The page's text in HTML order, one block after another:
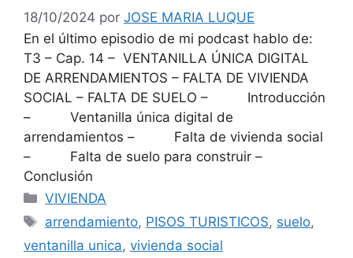
18/10/2024 por JOSE MARIA LUQUE
En el último episodio de mi podcast hablo de:
T3 – Cap. 14 – VENTANILLA ÚNICA DIGITAL
DE ARRENDAMIENTOS – FALTA DE VIVIENDA
SOCIAL – FALTA DE SUELO – Introducción
– Ventanilla única digital de
arrendamientos – Falta de vivienda social
– Falta de suelo para construir –
Conclusión
Categorías
VIVIENDA
Etiquetas
arrendamiento, PISOS TURISTICOS, suelo,
ventanilla unica, vivienda social